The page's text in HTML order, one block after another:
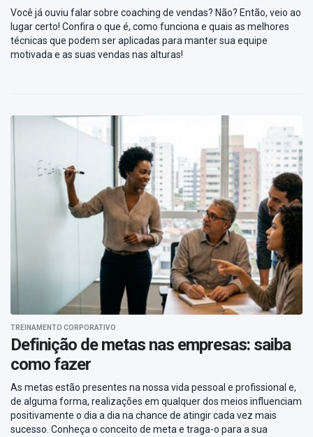
Você já ouviu falar sobre coaching de vendas? Não? Então, veio ao
lugar certo! Confira o que é, como funciona e quais as melhores
técnicas que podem ser aplicadas para manter sua equipe
motivada e as suas vendas nas alturas!
TREINAMENTO CORPORATIVO
Definição de metas nas empresas: saiba
como fazer
As metas estão presentes na nossa vida pessoal e profissional e,
de alguma forma, realizações em qualquer dos meios influenciam
positivamente o dia a dia na chance de atingir cada vez mais
sucesso. Conheça o conceito de meta e traga-o para a sua